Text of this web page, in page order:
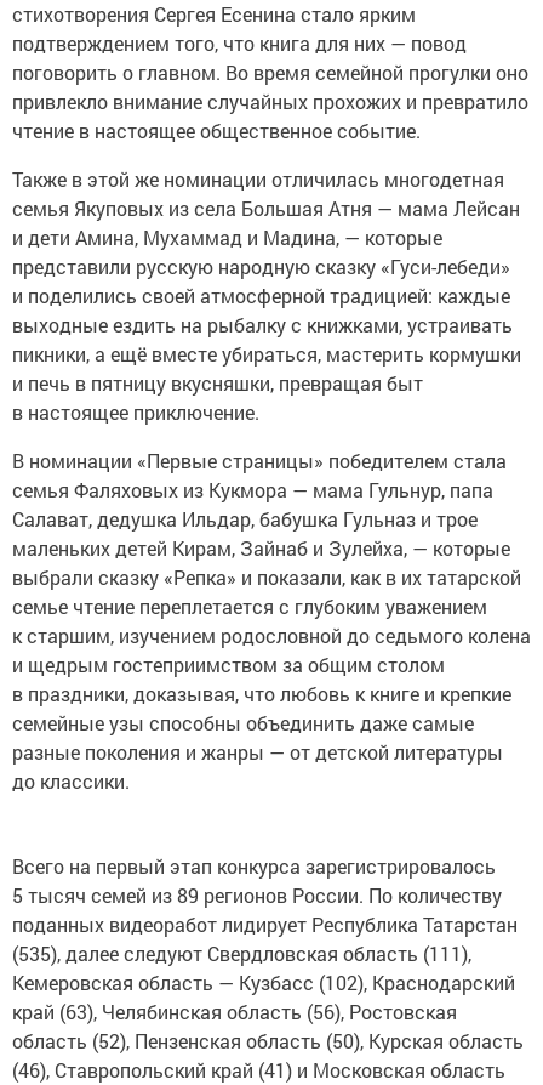
стихотворения Сергея Есенина стало ярким
подтверждением того, что книга для них — повод
поговорить о главном. Во время семейной прогулки оно
привлекло внимание случайных прохожих и превратило
чтение в настоящее общественное событие.
Также в этой же номинации отличилась многодетная
семья Якуповых из села Большая Атня — мама Лейсан
и дети Амина, Мухаммад и Мадина, — которые
представили русскую народную сказку «Гуси-лебеди»
и поделились своей атмосферной традицией: каждые
выходные ездить на рыбалку с книжками, устраивать
пикники, а ещё вместе убираться, мастерить кормушки
и печь в пятницу вкусняшки, превращая быт
в настоящее приключение.
В номинации «Первые страницы» победителем стала
семья Фаляховых из Кукмора — мама Гульнур, папа
Салават, дедушка Ильдар, бабушка Гульназ и трое
маленьких детей Кирам, Зайнаб и Зулейха, — которые
выбрали сказку «Репка» и показали, как в их татарской
семье чтение переплетается с глубоким уважением
к старшим, изучением родословной до седьмого колена
и щедрым гостеприимством за общим столом
в праздники, доказывая, что любовь к книге и крепкие
семейные узы способны объединить даже самые
разные поколения и жанры — от детской литературы
до классики.
Всего на первый этап конкурса зарегистрировалось
5 тысяч семей из 89 регионов России. По количеству
поданных видеоработ лидирует Республика Татарстан
(535), далее следуют Свердловская область (111),
Кемеровская область — Кузбасс (102), Краснодарский
край (63), Челябинская область (56), Ростовская
область (52), Пензенская область (50), Курская область
(46), Ставропольский край (41) и Московская область